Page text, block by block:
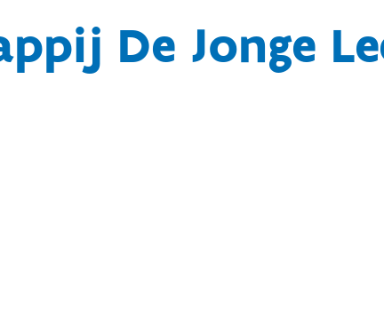
De Jonge